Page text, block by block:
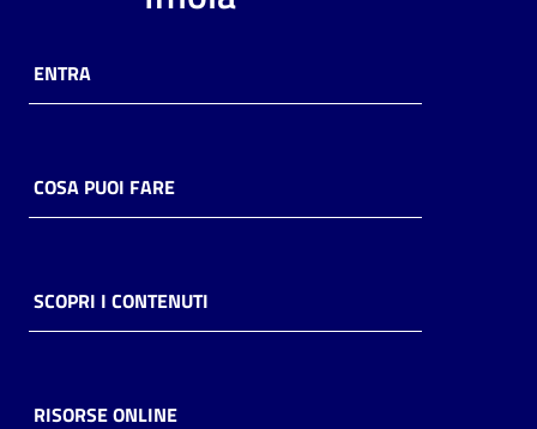
ENTRA
COSA PUOI FARE
SCOPRI I CONTENUTI
RISORSE ONLINE